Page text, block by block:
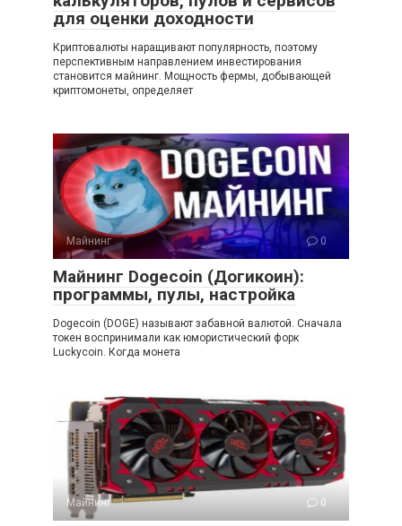
для оценки доходности
Криптовалюты наращивают популярность, поэтому
перспективным направлением инвестирования
становится майнинг. Мощность фермы, добывающей
криптомонеты, определяет
Майнинг 0
Майнинг Dogecoin (Догикоин):
программы, пулы, настройка
Dogecoin (DOGE) называют забавной валютой. Сначала
токен воспринимали как юмористический форк
Luckycoin. Когда монета
Майнинг 0